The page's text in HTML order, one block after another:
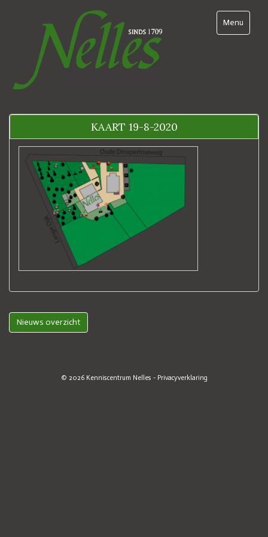
Toggle
Menu
KAART 19-8-2020
Nieuws overzicht
© 2026 Kenniscentrum Nelles - Privacyverklaring